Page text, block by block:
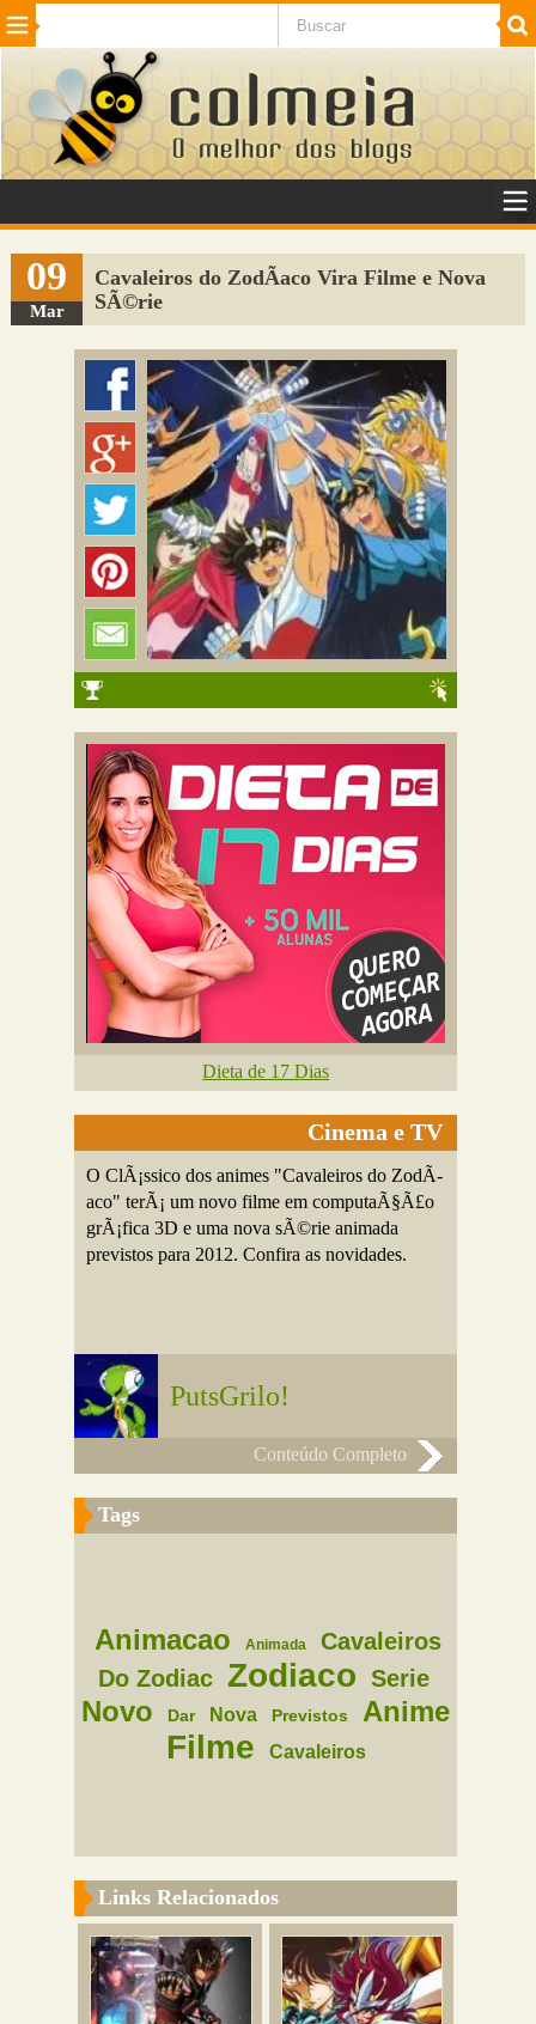
Beleza Cinema e TV
Internet Jogos NotÃ­cias SaÃºde
VeÃ­culos Adulto
Sugerir Link
Adicionar Blog
Colmeia Exchange
Perguntas Frequentes
09
Mar
Cavaleiros do ZodÃ­aco Vira Filme e Nova
SÃ©rie
Dieta de 17 Dias
Cinema e TV
O ClÃ¡ssico dos animes "Cavaleiros do ZodÃ­
aco" terÃ¡ um novo filme em computaÃ§Ã£o
grÃ¡fica 3D e uma nova sÃ©rie animada
previstos para 2012. Confira as novidades.
PutsGrilo!
Conteúdo Completo
Tags
Animacao Animada
Cavaleiros
Do Zodiac Zodiaco Serie
Novo Dar Nova Previstos Anime
Filme Cavaleiros
Links Relacionados